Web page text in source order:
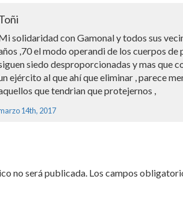
solidaridad con Gamonal y todos sus
,70 el modo operandi de los cuerpos
siedo desproporcionadas y mas que
ejército al que ahí­ que eliminar , parece
que tendrian que protejernos ,
14th, 2017
no será publicada. Los campos